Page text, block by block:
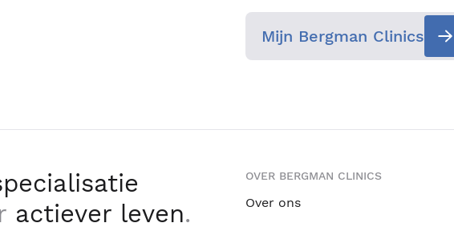
Mijn Bergman Clinics
actiever leven.
OVER BERGMAN CLINICS
Over ons